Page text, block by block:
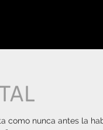
como nunca antes la